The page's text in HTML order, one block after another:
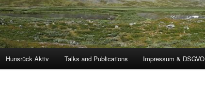
Hunsrück Aktiv Talks and Publications Impressum & DSGVO